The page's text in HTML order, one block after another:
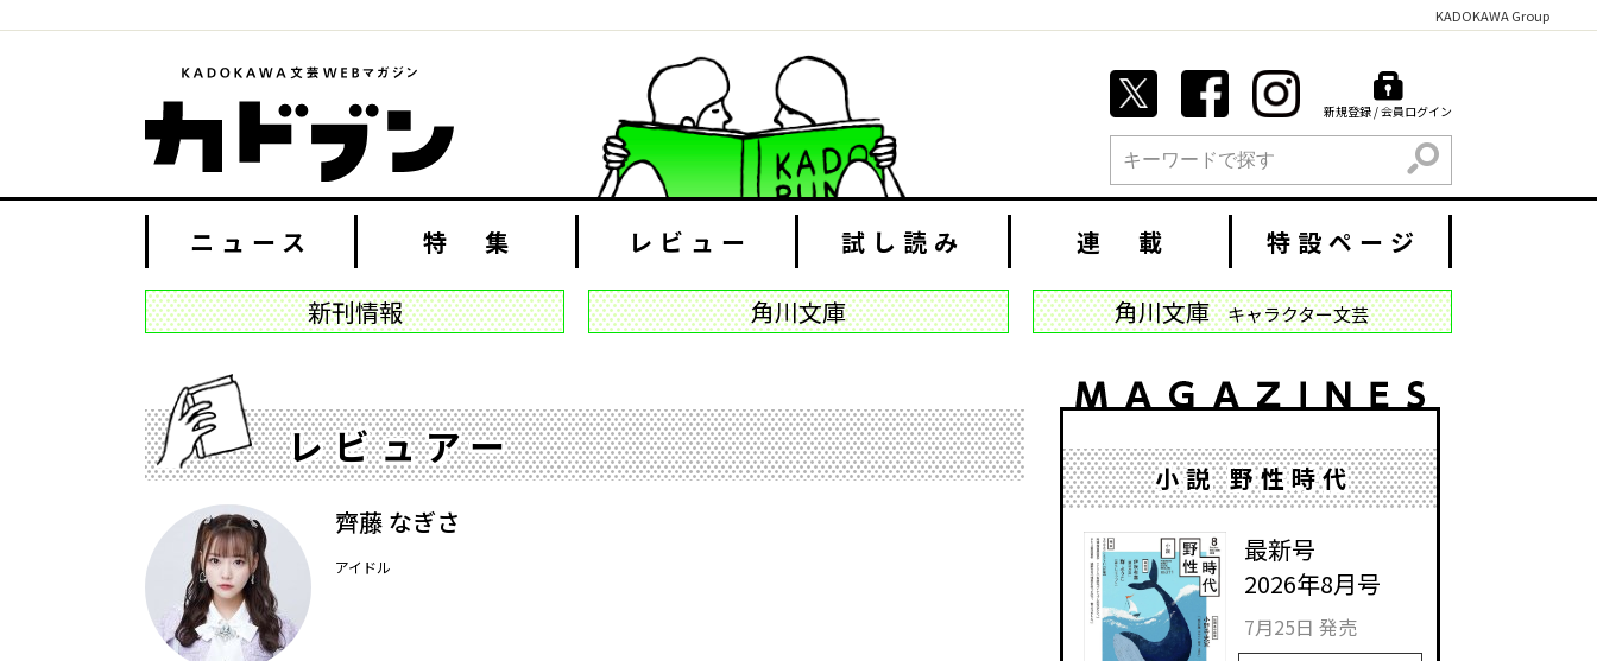
KADOKAWA Group
新規登録 / 会員ログイン
検索
ニュース 特 集 レビュー 試し読み 連 載 特設ページ
新刊情報 角川文庫 角川文庫 キャラクター文芸
レビュアー
齊藤 なぎさ
アイドル
小説 野性時代
最新号
2026年8月号
7月25日 発売